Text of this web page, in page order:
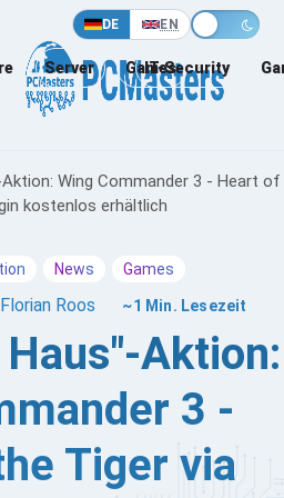
DE EN
Server Games
IT-Security
Wing Commander 3 - Heart of
kostenlos erhältlich
News Games
Florian Roos ~1 Min. Lesezeit
Aktion:
3 -
Tiger via